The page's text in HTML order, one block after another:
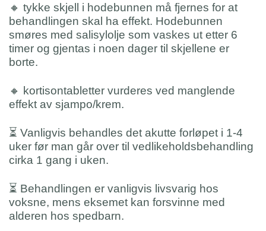
🔸 tykke skjell i hodebunnen må fjernes for at
behandlingen skal ha effekt. Hodebunnen
smøres med salisylolje som vaskes ut etter 6
timer og gjentas i noen dager til skjellene er
borte.
🔸 kortisontabletter vurderes ved manglende
effekt av sjampo/krem.
⏳ Vanligvis behandles det akutte forløpet i 1-4
uker før man går over til vedlikeholdsbehandling
cirka 1 gang i uken.
⏳ Behandlingen er vanligvis livsvarig hos
voksne, mens eksemet kan forsvinne med
alderen hos spedbarn.